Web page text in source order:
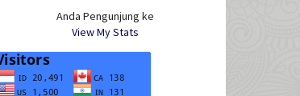
Anda Pengunjung ke
View My Stats